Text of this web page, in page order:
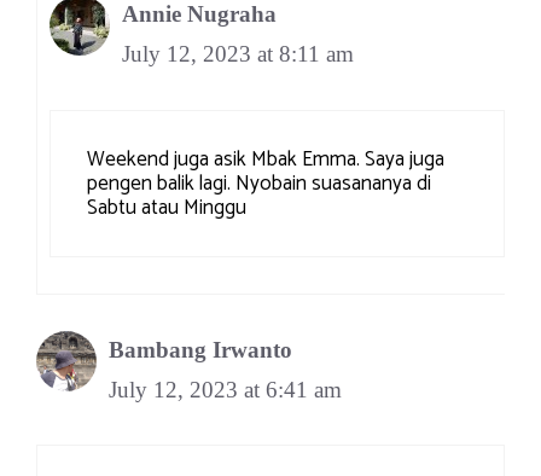
Annie Nugraha
July 12, 2023 at 8:11 am
Weekend juga asik Mbak Emma. Saya juga
pengen balik lagi. Nyobain suasananya di
Sabtu atau Minggu
Bambang Irwanto
July 12, 2023 at 6:41 am